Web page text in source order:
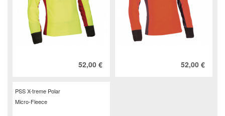
52,00 € 52,00 €
PSS X-treme Polar
Micro-Fleece